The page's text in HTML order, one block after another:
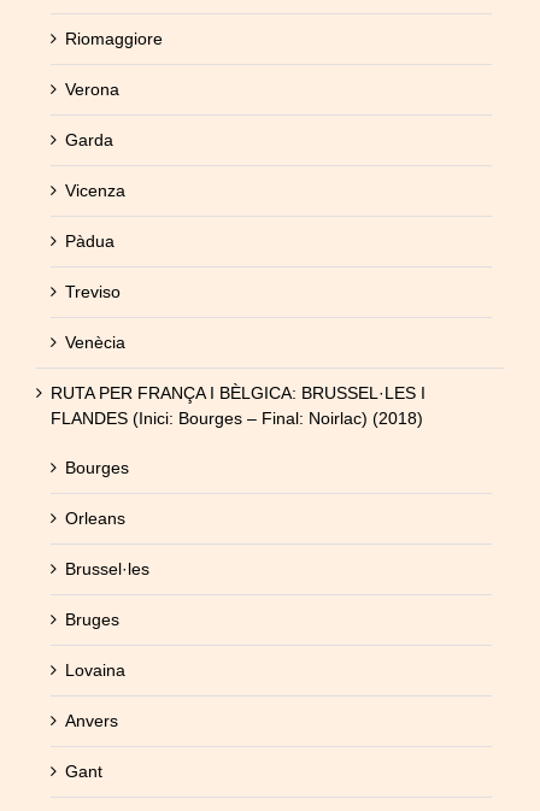
Riomaggiore
Verona
Garda
Vicenza
Pàdua
Treviso
Venècia
RUTA PER FRANÇA I BÈLGICA: BRUSSEL·LES I
FLANDES (Inici: Bourges – Final: Noirlac) (2018)
Bourges
Orleans
Brussel·les
Bruges
Lovaina
Anvers
Gant